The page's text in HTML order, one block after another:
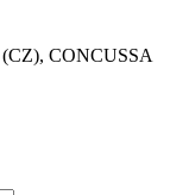
CONCUSSA